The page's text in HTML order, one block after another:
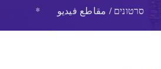
סרטונים / مقاطع فيديو *